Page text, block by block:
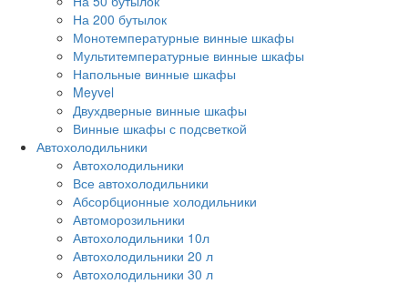
На 200 бутылок
Монотемпературные винные шкафы
Мультитемпературные винные шкафы
Напольные винные шкафы
Meyvel
Двухдверные винные шкафы
Винные шкафы с подсветкой
Автохолодильники
Автохолодильники
Все автохолодильники
Абсорбционные холодильники
Автоморозильники
Автохолодильники 10л
Автохолодильники 20 л
Автохолодильники 30 л